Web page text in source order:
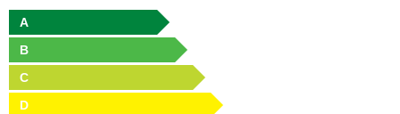
A
B
C
D